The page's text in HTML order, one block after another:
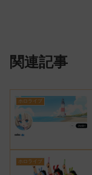
関連記事
ホロライブ
ホロライブ